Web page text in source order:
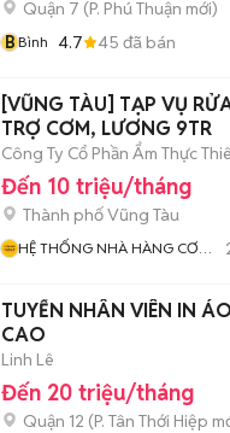
Quận 7 (P. Phú Thuận mới)
BBình 4.7 45 đã bán
[VŨNG TÀU] TẠP VỤ
TRỢ CƠM, LƯƠNG 9TR
Công Ty Cổ Phần Ẩm Thực
Đến 10 triệu/tháng
Thành phố Vũng Tàu
HỆ THỐNG NHÀ HÀNG CƠM
TUYỂN NHÂN VIÊN IN
CAO
Linh Lê
Đến 20 triệu/tháng
Quận 12 (P. Tân Thới Hiệp